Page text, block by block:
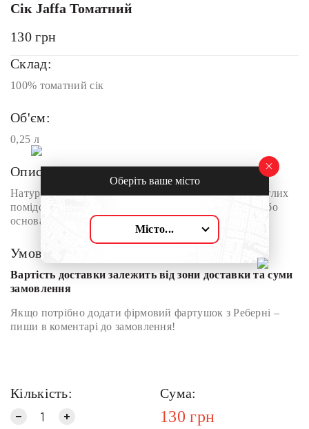
Сік Jaffa Томатний
130 грн
Склад:
100% томатний сік
Об'єм:
0,25 л
Опис:
Натуральний томатний сік із насиченим смаком стиглих
помідорів. Без доданого цукру. Ідеальний як напій або
основа для коктейлів.
Умови доставки:
Вартість доставки залежить від зони доставки та суми
замовлення
Якщо потрібно додати фірмовий фартушок з Реберні –
пиши в коментарі до замовлення!
Кількість: Сума:
130 грн
Оберіть ваше місто
Місто...